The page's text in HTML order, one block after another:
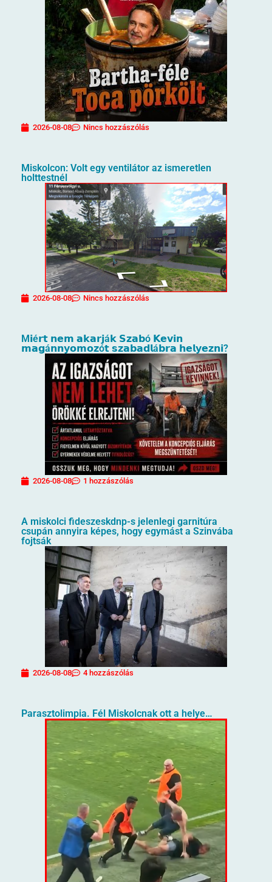
2026-08-08 Nincs hozzászólás
Miskolcon: Volt egy ventilátor az ismeretlen
holttestnél
2026-08-08 Nincs hozzászólás
M𝗶é𝗿𝘁 𝗻𝗲𝗺 𝗮𝗸𝗮𝗿𝗷á𝗸 𝗦𝘇𝗮𝗯ó 𝗞𝗲𝘃𝗶𝗻
𝗺𝗮𝗴á𝗻𝗻𝘆𝗼𝗺𝗼𝘇ó𝘁 𝘀𝘇𝗮𝗯𝗮𝗱𝗹á𝗯𝗿𝗮 𝗵𝗲𝗹𝘆𝗲𝘇𝗻𝗶?
2026-08-08 1 hozzászólás
A miskolci fideszeskdnp-s jelenlegi garnitúra
csupán annyira képes, hogy egymást a Szinvába
fojtsák
2026-08-08 4 hozzászólás
Parasztolimpia. Fél Miskolcnak ott a helye…